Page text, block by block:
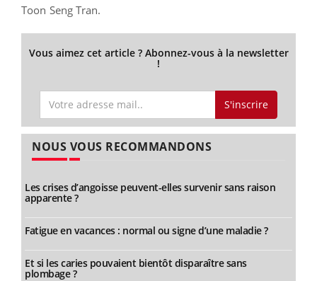
Toon Seng Tran.
Vous aimez cet article ? Abonnez-vous à la newsletter
!
S'inscrire
NOUS VOUS RECOMMANDONS
Les crises d’angoisse peuvent-elles survenir sans raison
apparente ?
Fatigue en vacances : normal ou signe d’une maladie ?
Et si les caries pouvaient bientôt disparaître sans
plombage ?